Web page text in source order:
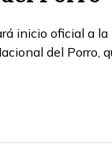
inicio oficial a la
del Porro,